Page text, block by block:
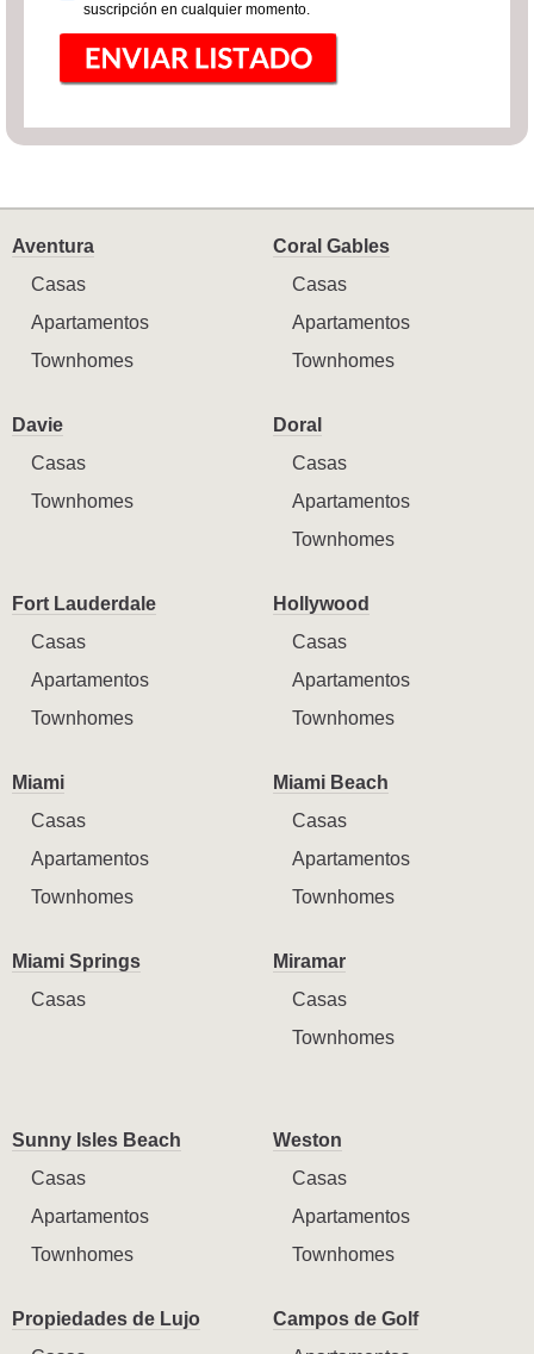
suscripción en cualquier momento.
Aventura
Casas
Apartamentos
Townhomes
Coral Gables
Casas
Apartamentos
Townhomes
Davie
Casas
Townhomes
Doral
Casas
Apartamentos
Townhomes
Fort Lauderdale
Casas
Apartamentos
Townhomes
Hollywood
Casas
Apartamentos
Townhomes
Miami
Casas
Apartamentos
Townhomes
Miami Beach
Casas
Apartamentos
Townhomes
Miami Springs
Casas
Miramar
Casas
Townhomes
Sunny Isles Beach
Casas
Apartamentos
Townhomes
Weston
Casas
Apartamentos
Townhomes
Propiedades de Lujo
Campos de Golf